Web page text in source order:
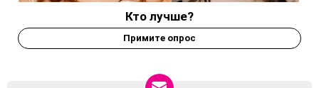
Кто лучше?
Примите опрос